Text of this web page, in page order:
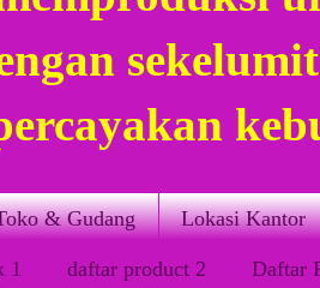
& Gudang Lokasi Kantor
1 daftar product 2 Daftar